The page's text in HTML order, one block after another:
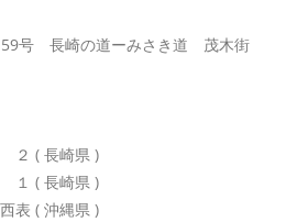
59号 長崎の道ーみさき道 茂木街
２ ( 長崎県 )
１ ( 長崎県 )
表 ( 沖縄県 )